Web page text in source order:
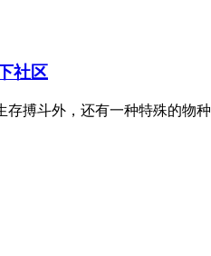
社区
搏斗外，还有一种特殊的物